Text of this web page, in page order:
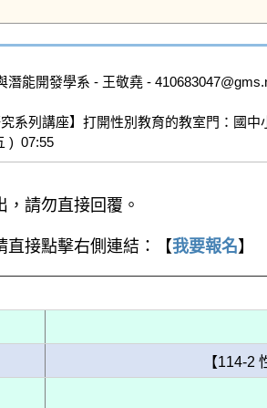
潛能開發學系 - 王敬堯 -
系列講座】打開性別教育的教室門：國中
日期： 2026-04-10  ( 星期五 )  07:55
請勿直接回覆。
接點擊右側連結：【我要報名】
【114-2